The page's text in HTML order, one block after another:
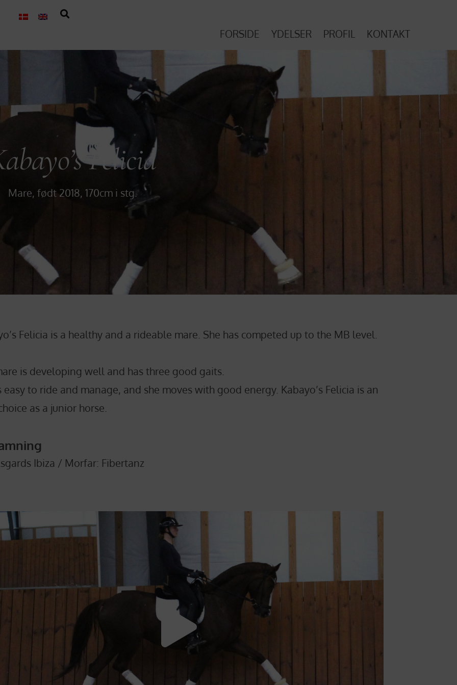
FORSIDE YDELSER PROFIL KONTAKT
Felicia
Mare, født 2018, 170cm i stg.
Felicia is a healthy and a rideable mare. She has competed up to the MB level.
is developing well and has three good gaits.
easy to ride and manage, and she moves with good energy. Kabayo’s Felicia is an
as a junior horse.
Ibiza / Morfar: Fibertanz